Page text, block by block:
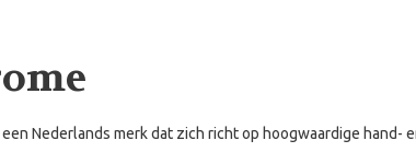
een Nederlands merk dat zich richt op hoogwaardige